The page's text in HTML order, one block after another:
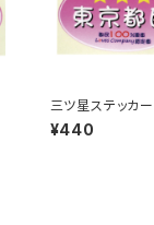
三ツ星ステッカ
都民(ピンク)
¥440